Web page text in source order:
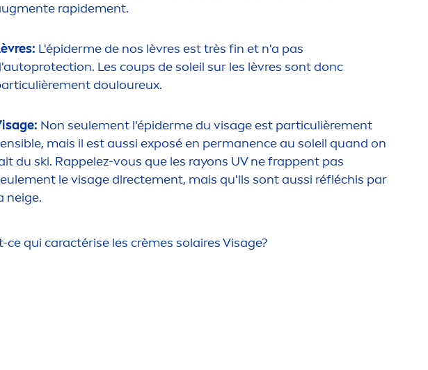
mente rapidement.
L'épiderme de nos lèvres est très fin et n'a pas
protection. Les coups de soleil sur les lèvres sont donc
ment douloureux.
Non seulement l'épiderme du visage est particulièrement
mais il est aussi exposé en permanence au soleil quand on
du ski. Rappelez-vous que les rayons UV ne frappent pas
ment le visage directement, mais qu'ils sont aussi réfléchis par
neige.
ce qui caractérise les crèmes solaires Visage?